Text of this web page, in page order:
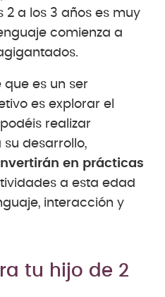
2 a los 3 años es muy
comienza a
que es un ser
es explorar el
realizar
desarrollo,
en prácticas
a esta edad
interacción y
tu hijo de 2